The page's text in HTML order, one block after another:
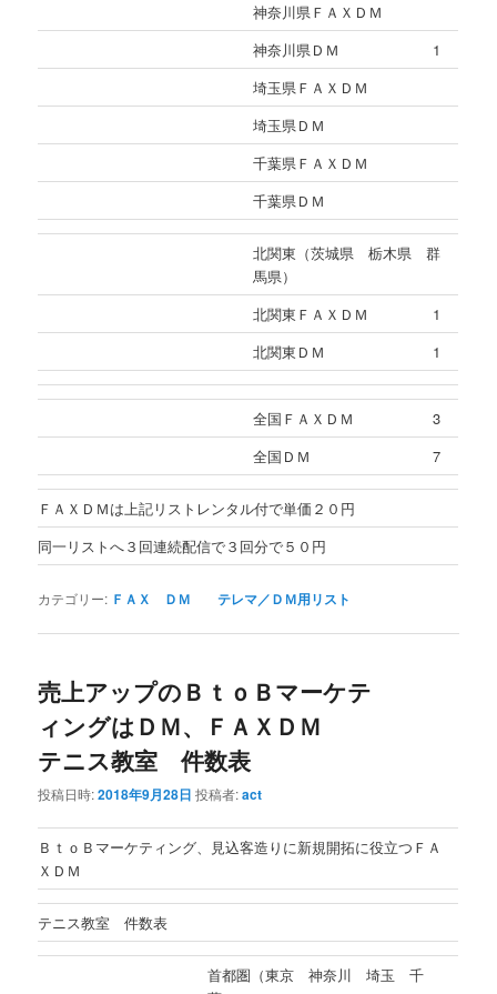
神奈川県ＦＡＸＤＭ
神奈川県ＤＭ
1
埼玉県ＦＡＸＤＭ
埼玉県ＤＭ
千葉県ＦＡＸＤＭ
千葉県ＤＭ
北関東（茨城県 栃木県 群
馬県）
北関東ＦＡＸＤＭ
1
北関東ＤＭ
1
全国ＦＡＸＤＭ
3
全国ＤＭ
7
ＦＡＸＤＭは上記リストレンタル付で単価２０円
同一リストへ３回連続配信で３回分で５０円
カテゴリー: ＦＡＸ ＤＭ テレマ／ＤＭ用リスト
売上アップのＢｔｏＢマーケテ
ィングはＤＭ、ＦＡＸＤＭ
テニス教室 件数表
投稿日時:2018年9月28日 投稿者:act
ＢｔｏＢマーケティング、見込客造りに新規開拓に役立つＦＡ
ＸＤＭ
テニス教室 件数表
首都圏（東京 神奈川 埼玉 千